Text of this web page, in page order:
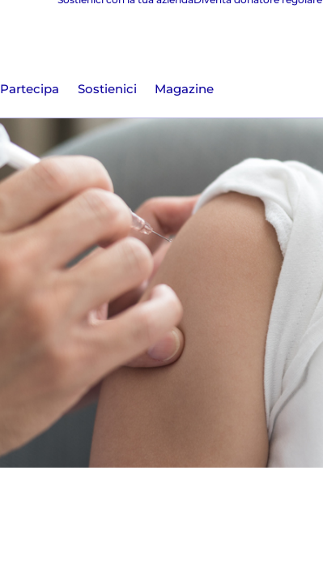
Partecipa Sostienici Magazine